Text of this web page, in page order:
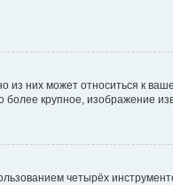
них может относиться к
крупное, изображение
четырёх